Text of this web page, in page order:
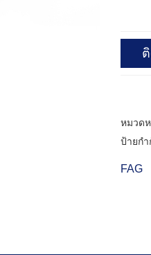
หมวด
ป้ายกำ
FAG